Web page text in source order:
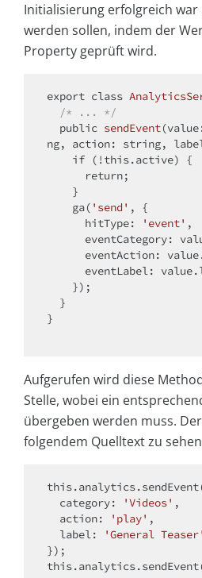
Initialisierung erfolgreich
werden sollen, indem der
Property geprüft wird.
export class
/* ... */
public sendEvent
ng, action: string,
if (! this.active) {
return;
    ga(
'send' , {
      hitType:
'event' ,
}
Aufgerufen wird diese
Stelle, wobei ein
übergeben werden muss.
folgendem Quelltext zu
this
  category:
'Videos' ,
  action:
'play' ,
  label:
'General Teaser'
this